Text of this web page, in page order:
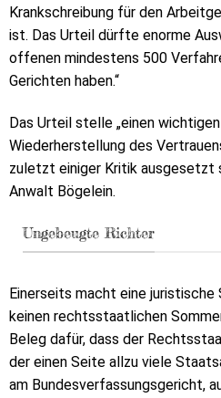
Krankschreibung für den
ist. Das Urteil dürfte enorme
offenen mindestens 500
Gerichten haben.“
Das Urteil stelle „einen
Wiederherstellung des
zuletzt einiger Kritik ausgesetzt
Anwalt Bögelein.
Ungebeugte Richter
Einerseits macht eine
keinen rechtsstaatlichen
Beleg dafür, dass der
der einen Seite allzu viele
am Bundesverfassungsgericht,